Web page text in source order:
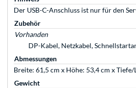
Der USB-C-Anschluss ist nur für den
Zubehör
Vorhanden
DP-Kabel, Netzkabel,
Abmessungen
Breite: 61,5 cm x Höhe: 53,4 cm x Tiefe/
Gewicht